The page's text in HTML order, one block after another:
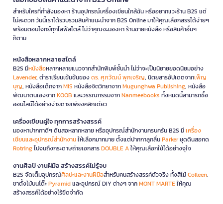
สำหรับใครที่กำลังมองหา ร้านอุปกรณ์เครื่องเขียนใกล้ฉัน หรืออยากแวะร้าน B2S แต่
ไม่สะดวก วันนี้เราได้รวบรวมสินค้าแนะนำจาก B2S Online มาให้คุณเลือกสรรได้ง่ายๆ
พร้อมตอบโจทย์ทุกไลฟ์สไตล์ ไม่ว่าคุณจะมองหา ร้านขายหนังสือ หรือสินค้าอื่นๆ
ก็ตาม
หนังสือหลากหลายสไตล์
B2S มีหนังสือหลากหลายแนวจากสำนักพิมพ์ชั้นนำ ไม่ว่าจะเป็นนิยายยอดนิยมอย่าง
Lavender, ตำราเรียนเข้มข้นของดร. ศุภวัฒน์ พุกเจริญ, นิตยสารอัปเดตจากเพ็ญ
บุญ, หนังสือเด็กจากMIS หนังสือจิตวิทยาจากMugunghwa Publishing, หนังสือ
พัฒนาตนเองจากKOOB และวรรณกรรมจากNanmeebooks ทั้งหมดนี้สามารถซื้อ
ออนไลน์ได้อย่างง่ายดายเพียงคลิกเดียว
เครื่องเขียนคู่ใจ ทุกการสร้างสรรค์
มองหาปากกาดีๆ ดินสอหลากหลาย หรืออุปกรณ์สำนักงานครบครัน B2S มีเครื่อง
เขียนและอุปกรณ์สำนักงานให้เลือกมากมาย ตั้งแต่ปากกาลูกลื่นParkerชุดดินสอกด
Rotringไปจนถึงกระดาษถ่ายเอกสารDOUBLE Aให้คุณเลือกใช้ได้อย่างจุใจ
งานศิลป์ งานฝีมือ สร้างสรรค์ไม่รู้จบ
B2S จัดเต็มอุปกรณ์ศิลปะและงานฝีมือสำหรับคนสร้างสรรค์ตัวจริง ทั้งสีไม้Colleen,
ขาตั้งไม้บนโต๊ะPyramidและอุปกรณ์ DIY ต่างๆ จากMONT MARTEให้คุณ
สร้างสรรค์ได้อย่างไร้ขีดจำกัด